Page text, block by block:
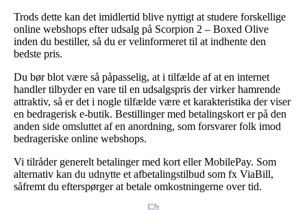
Trods dette kan det imidlertid blive nyttigt at studere forskellige
online webshops efter udsalg på Scorpion 2 – Boxed Olive
inden du bestiller, så du er velinformeret til at indhente den
bedste pris.
Du bør blot være så påpasselig, at i tilfælde af at en internet
handler tilbyder en vare til en udsalgspris der virker hamrende
attraktiv, så er det i nogle tilfælde være et karakteristika der viser
en bedragerisk e-butik. Bestillinger med betalingskort er på den
anden side omsluttet af en anordning, som forsvarer folk imod
bedrageriske online webshops.
Vi tilråder generelt betalinger med kort eller MobilePay. Som
alternativ kan du udnytte et afbetalingstilbud som fx ViaBill,
såfremt du efterspørger at betale omkostningerne over tid.